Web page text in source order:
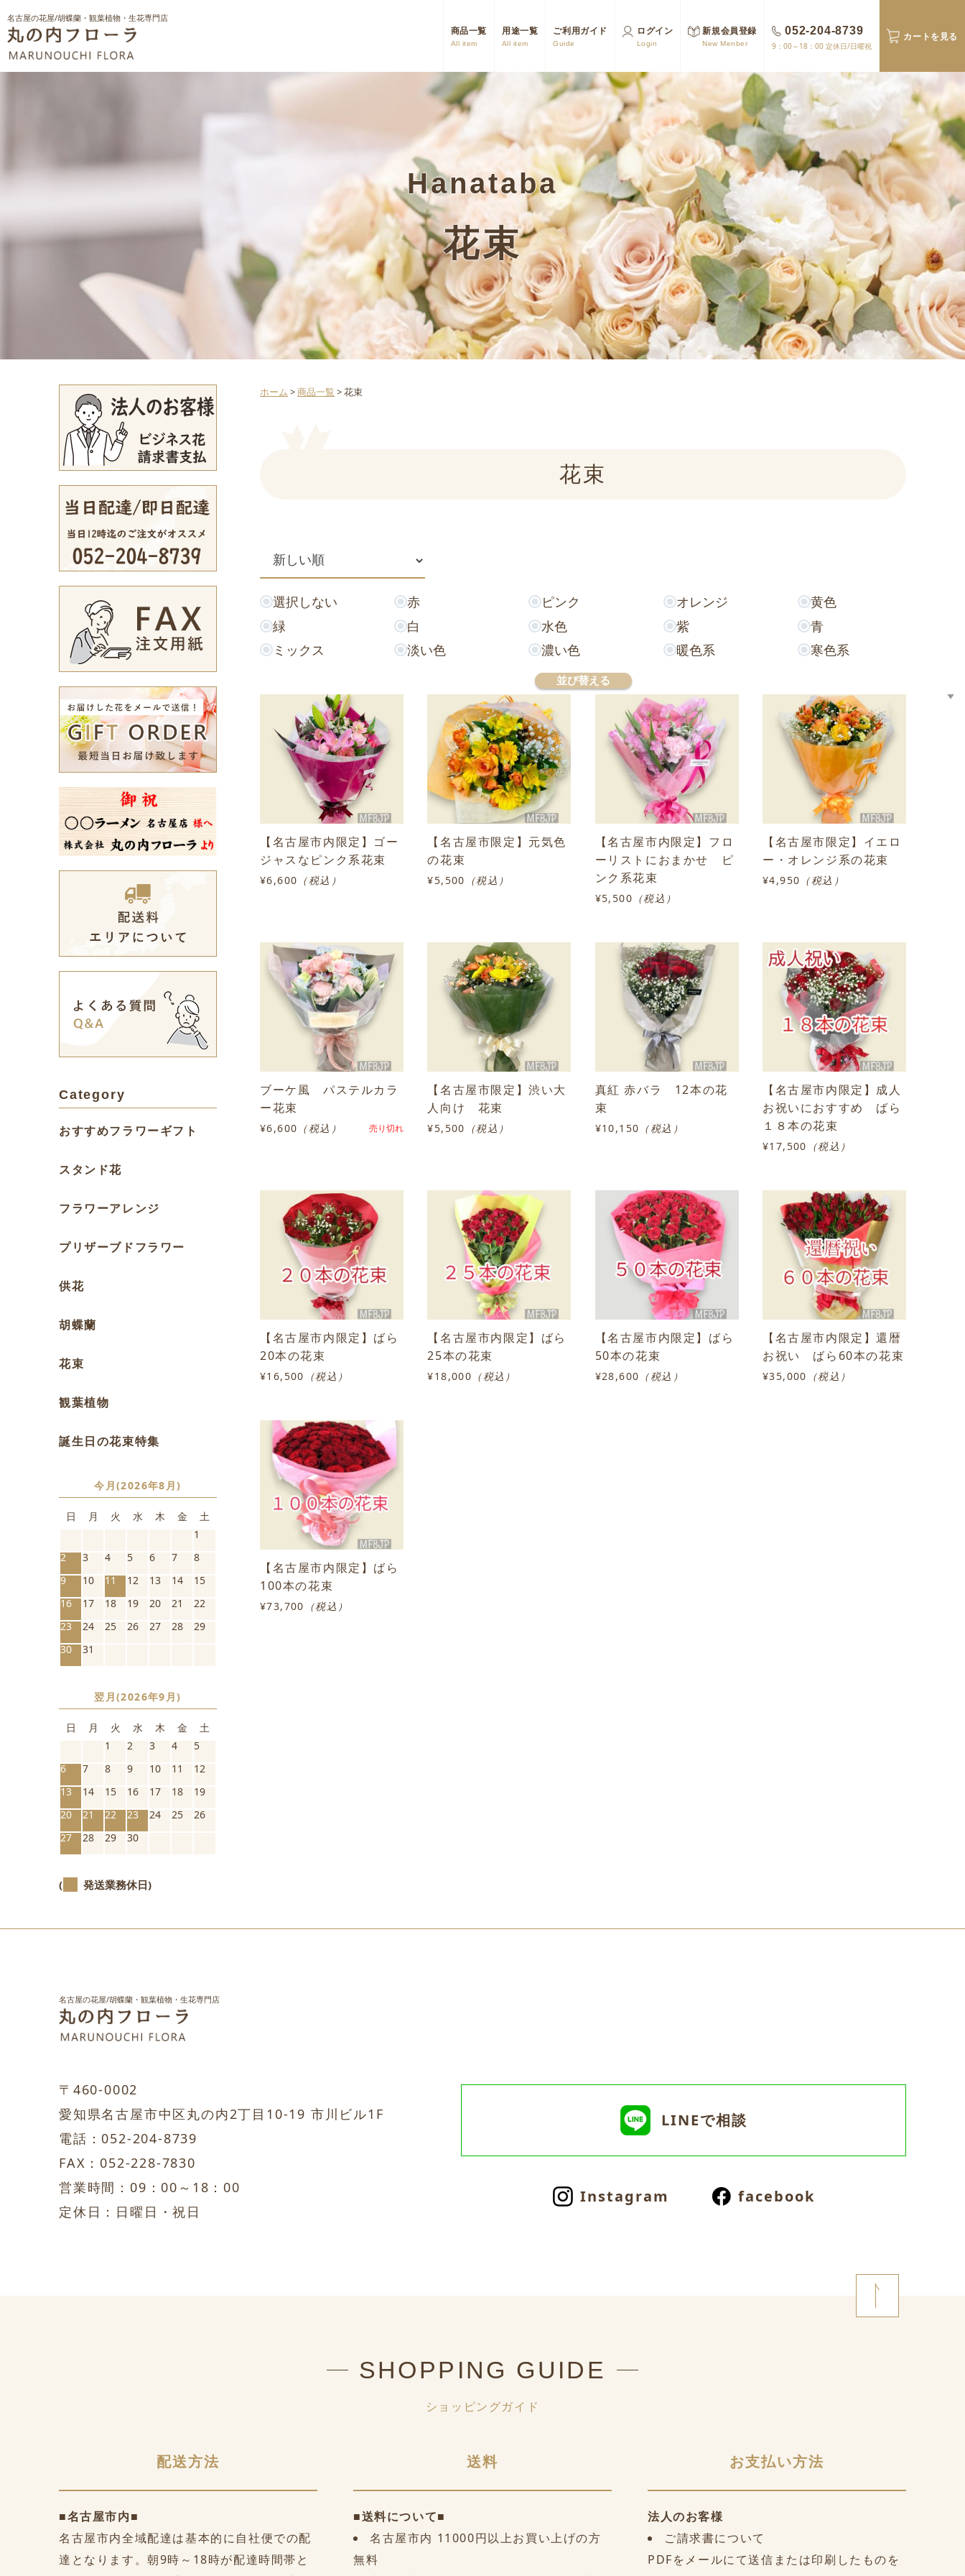
名古屋の花屋/胡蝶蘭・観葉植物・生花専門店
商品一覧
All item
用途一覧
All item
ご利用ガイド
Guide
ログイン
Login
新規会員登録
New Menber
052-204-8739
9：00～18：00 定休日/日曜祝
カートを見る
Hanataba
花束
ホーム >商品一覧 >花束
花束
選択しない 赤 ピンク オレンジ
黄色
緑
白 水色 紫
青
ミックス
淡い色 濃い色 暖色系 寒色系
並び替える
【名古屋市内限定】ゴー
ジャスなピンク系花束
¥6,600 （税込）
【名古屋市限定】元気色
の花束
¥5,500 （税込）
【名古屋市内限定】フロ
ーリストにおまかせ ピ
ンク系花束
¥5,500 （税込）
【名古屋市限定】イエロ
ー・オレンジ系の花束
¥4,950 （税込）
ブーケ風 パステルカラ
ー花束
¥6,600 （税込） 売り切れ
【名古屋市限定】渋い大
人向け 花束
¥5,500 （税込）
真紅 赤バラ 12本の花
束
¥10,150 （税込）
【名古屋市内限定】成人
お祝いにおすすめ ばら
１８本の花束
¥17,500 （税込）
【名古屋市内限定】ばら
20本の花束
¥16,500 （税込）
【名古屋市内限定】ばら
25本の花束
¥18,000 （税込）
【名古屋市内限定】ばら
50本の花束
¥28,600 （税込）
【名古屋市内限定】還暦
お祝い ばら60本の花束
¥35,000 （税込）
【名古屋市内限定】ばら
100本の花束
¥73,700 （税込）
Category
おすすめフラワーギフト
スタンド花
フラワーアレンジ
プリザーブドフラワー
供花
胡蝶蘭
花束
観葉植物
誕生日の花束特集
今月(2026年8月)
日 月 火 水 木 金
土
1
2
3 4 5 6 7
8
9
10 11 12 13 14
15
16
17 18 19 20 21
22
23
24 25 26 27 28
29
30
31
翌月(2026年9月)
日 月 火 水 木 金
土
1
2 3 4
5
6
7 8 9 10 11
12
13
14 15 16 17 18
19
20
21 22 23 24 25
26
27
28 29 30
( 発送業務休日)
名古屋の花屋/胡蝶蘭・観葉植物・生花専門店
〒460-0002
愛知県名古屋市中区丸の内2丁目10-19 市川ビル1F
電話：052-204-8739
FAX：052-228-7830
営業時間：09：00～18：00
定休日：日曜日・祝日
LINEで相談
Instagram facebook
SHOPPING GUIDE
ショッピングガイド
配送方法
■名古屋市内■
名古屋市内全域配達は基本的に自社便での配
達となります。朝9時～18時が配達時間帯と
送料
■送料について■
名古屋市内 11000円以上お買い上げの方
無料
お支払い方法
法人のお客様
ご請求書について
PDFをメールにて送信または印刷したものを